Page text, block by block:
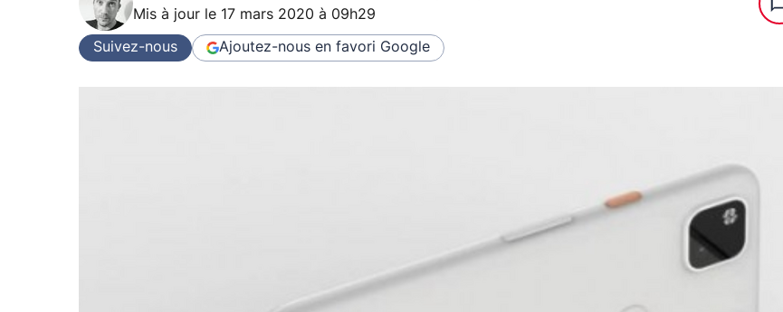
Mis à jour le 17 mars 2020 à 09h29
Suivez-nous Ajoutez-nous en favori Google